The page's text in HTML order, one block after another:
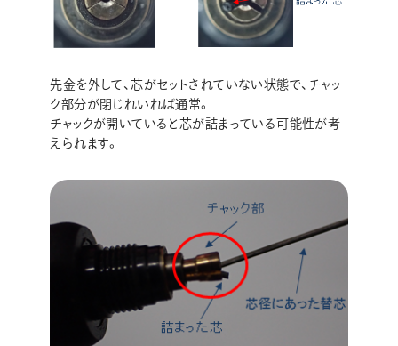
先金を外して、芯がセットされていない状態で、チャッ
ク部分が閉じれいれば通常。
チャックが開いていると芯が詰まっている可能性が考
えられます。